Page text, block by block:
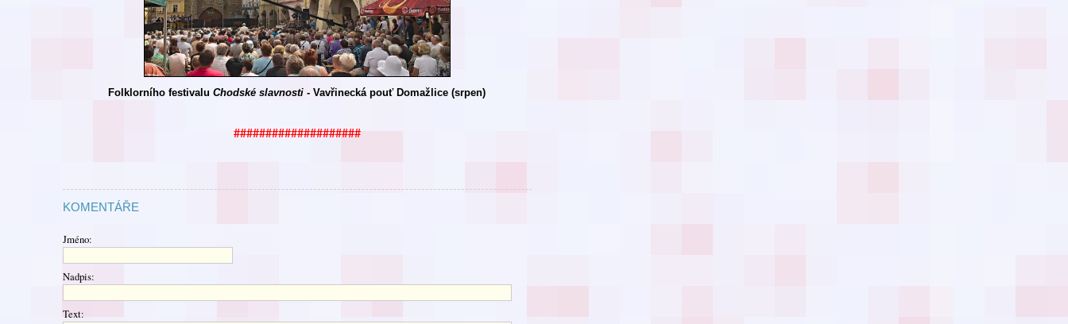
Folklorního festivalu Chodské slavnosti - Vavřinecká pouť Domažlice (srpen)
####################
KOMENTÁŘE
Jméno:
Nadpis:
Text: